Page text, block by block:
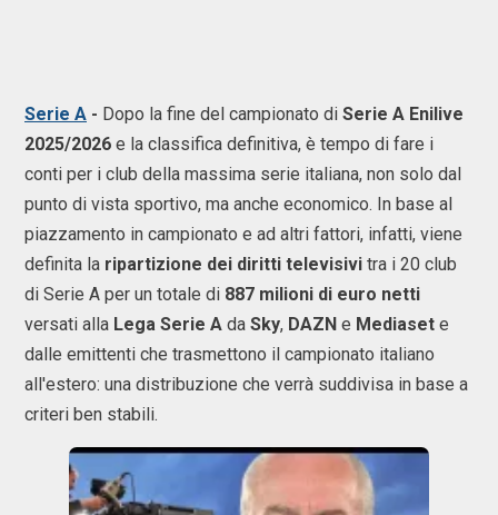
Serie A - Dopo la fine del campionato di Serie A Enilive
2025/2026 e la classifica definitiva, è tempo di fare i
conti per i club della massima serie italiana, non solo dal
punto di vista sportivo, ma anche economico. In base al
piazzamento in campionato e ad altri fattori, infatti, viene
definita la ripartizione dei diritti televisivi tra i 20 club
di Serie A per un totale di 887 milioni di euro netti
versati alla Lega Serie A da Sky, DAZN e Mediaset e
dalle emittenti che trasmettono il campionato italiano
all'estero: una distribuzione che verrà suddivisa in base a
criteri ben stabili.